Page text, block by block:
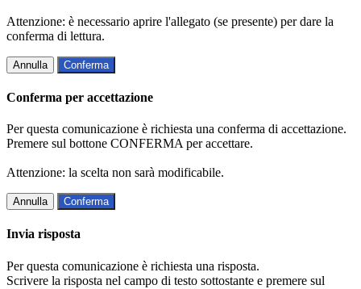
Attenzione: è necessario aprire l'allegato (se presente) per dare la
conferma di lettura.
Annulla Conferma
Conferma per accettazione
Per questa comunicazione è richiesta una conferma di accettazione.
Premere sul bottone CONFERMA per accettare.
Attenzione: la scelta non sarà modificabile.
Annulla Conferma
Invia risposta
Per questa comunicazione è richiesta una risposta.
Scrivere la risposta nel campo di testo sottostante e premere sul